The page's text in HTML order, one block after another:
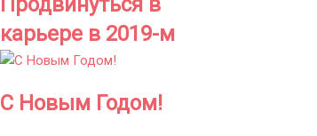
карьере в 2019-м
С Новым Годом!